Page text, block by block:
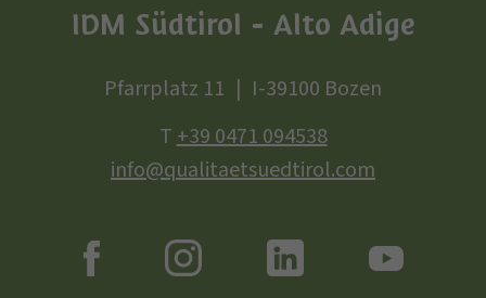
IDM Südtirol - Alto Adige
Pfarrplatz 11
I-39100 Bozen
T+39 0471 094538
info@qualitaetsuedtirol.com